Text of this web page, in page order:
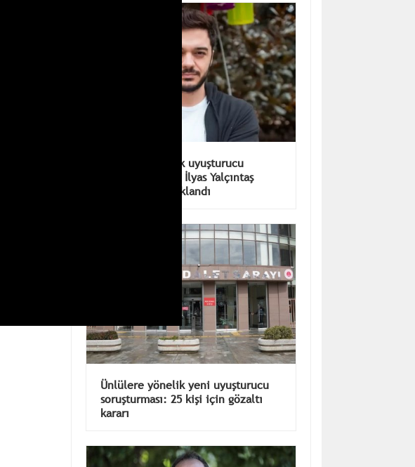
Ünlülere yönelik uyuşturucu
soruşturmasında İlyas Yalçıntaş
Ünlülere yönelik yeni uyuşturucu
soruşturması: 25 kişi için gözaltı